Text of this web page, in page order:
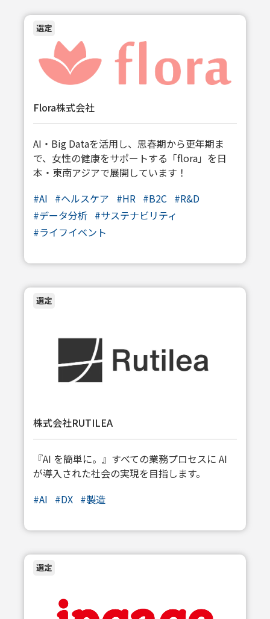
選定
Flora株式会社
AI・Big Dataを活用し、思春期から更年期ま
で、女性の健康をサポートする「flora」を日
本・東南アジアで展開しています！
#AI #ヘルスケア #HR #B2C #R&D
#データ分析 #サステナビリティ
#ライフイベント
選定
株式会社RUTILEA
『AI を簡単に。』すべての業務プロセスに AI
が導入された社会の実現を目指します。
#AI #DX #製造
選定